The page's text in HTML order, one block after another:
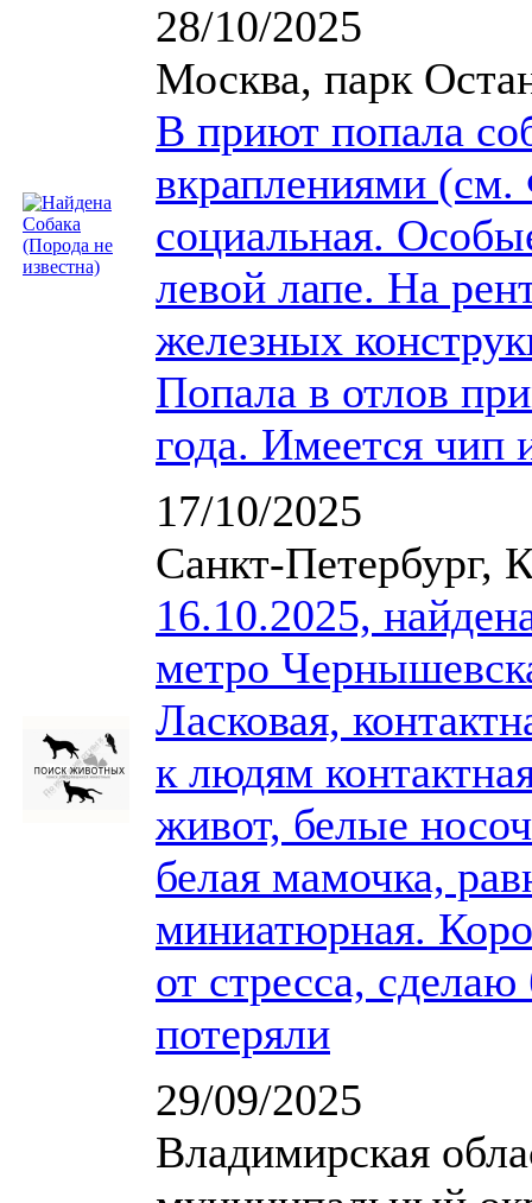
28/10/2025
Москва, парк
В приют попала
вкраплениями
социальная.
левой лапе. На
железных
Попала в отлов
года. Имеется чип
17/10/2025
Санкт-Петербург,
16.10.2025,
метро
Ласковая,
к людям
живот, белые
белая мамочка,
миниатюрная.
от стресса,
потеряли
29/09/2025
Владимирская